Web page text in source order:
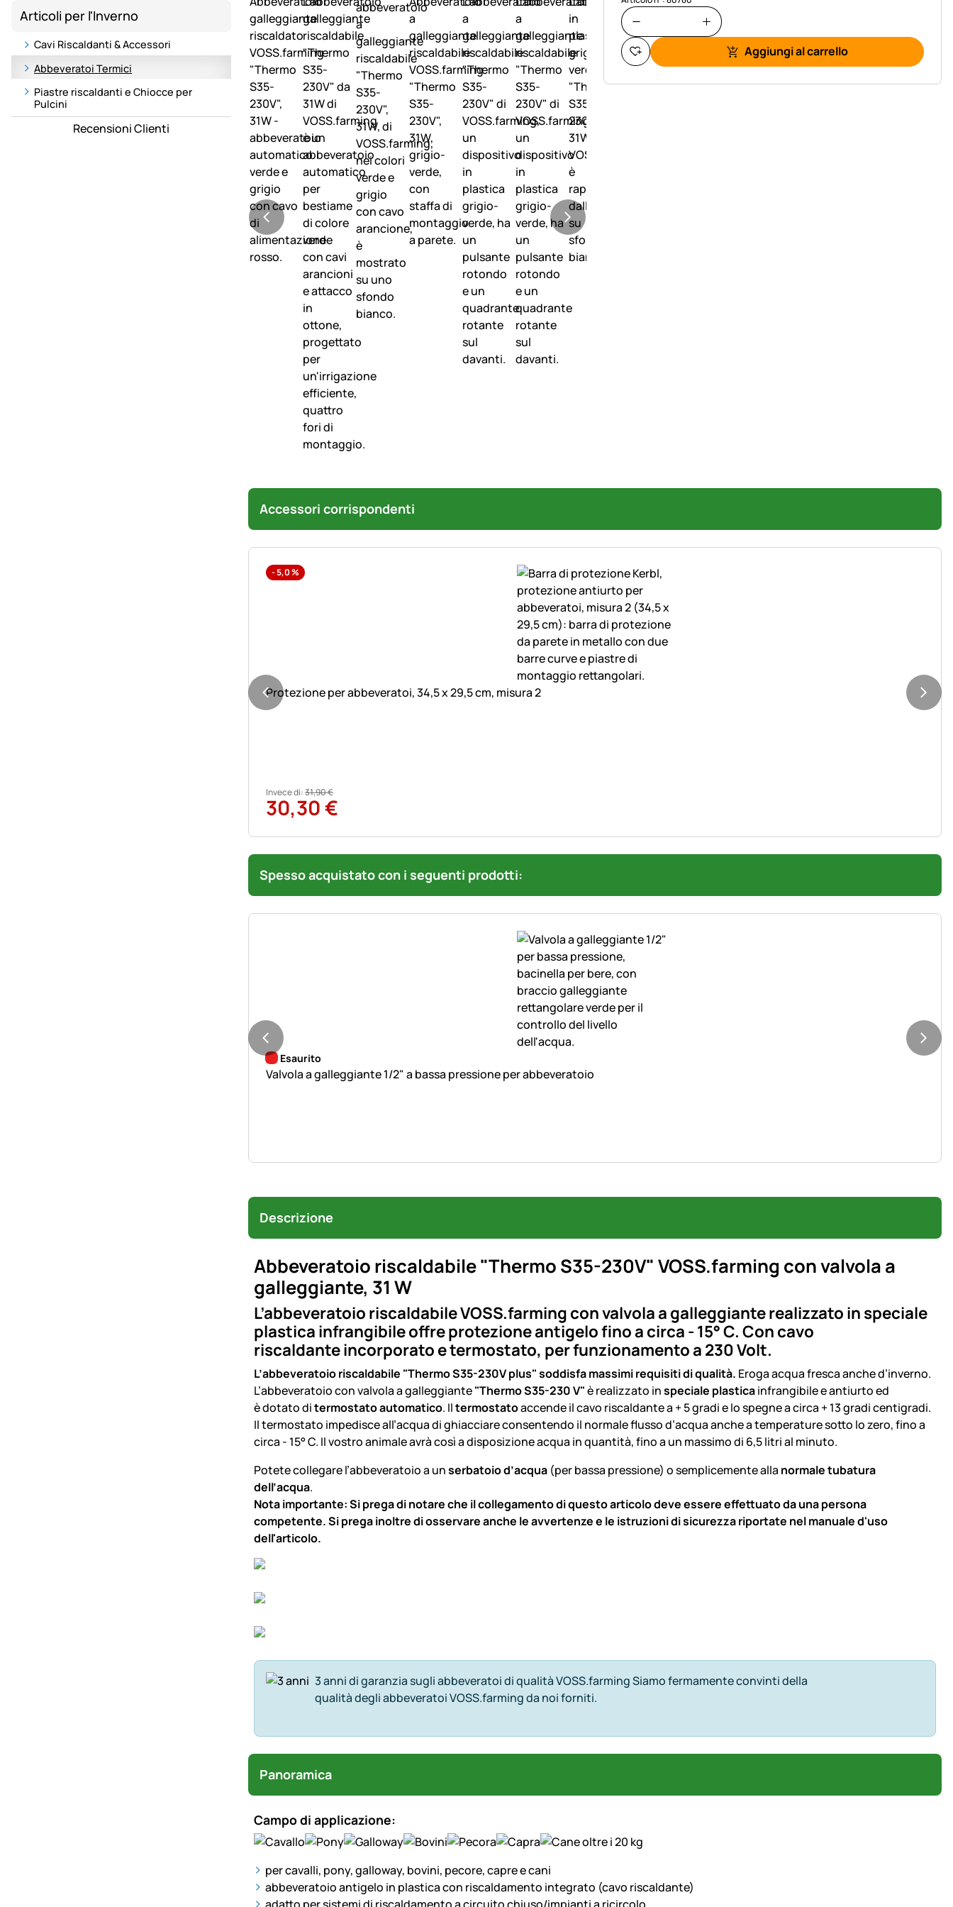
Articoli per l'Inverno
Cavi Riscaldanti & Accessori
Abbeveratoi Termici
Piastre riscaldanti e Chiocce per
Pulcini
Recensioni Clienti
Aggiungi al carrello
Accessori corrispondenti
-5,0%
Protezione per abbeveratoi, 34,5 x 29,5 cm, misura 2
Invece di:31,90€
30,30€
Spesso acquistato con i seguenti prodotti:
Esaurito
Valvola a galleggiante 1/2" a bassa pressione per abbeveratoio
Descrizione
Abbeveratoio riscaldabile"Thermo S35-230V" VOSS.farming con valvola a
galleggiante, 31 W
L’abbeveratoio riscaldabile VOSS.farming con valvola a galleggiante realizzato in speciale
plastica infrangibile offre protezione antigelo fino a circa - 15° C. Con cavo
riscaldante incorporato e termostato, per funzionamento a 230 Volt.
L’abbeveratoio riscaldabile "Thermo S35-230V plus" soddisfa massimi requisiti di qualità. Eroga acqua fresca anche d’inverno.
L’abbeveratoio con valvola a galleggiante"Thermo S35-230 V"è realizzato inspeciale plasticainfrangibile e antiurtoed
è dotato ditermostato automatico. Iltermostatoaccende il cavo riscaldante a + 5 gradi e lo spegne a circa + 13 gradi centigradi.
Il termostato impedisce all’acqua di ghiacciare consentendo il normale flusso d’acqua anche a temperature sotto lo zero, fino a
circa - 15° C. Il vostro animale avrà così a disposizione acqua in quantità, fino a un massimo di 6,5 litri al minuto.
Potete collegare l’abbeveratoio a unserbatoio d’acqua (per bassa pressione) o semplicemente alla normale tubatura
dell’acqua.
Nota importante: Si prega di notare che il collegamento di questo articolo deve essere effettuato da una persona
competente. Si prega inoltre di osservare anche le avvertenze e le istruzioni di sicurezza riportate nel manuale d'uso
dell'articolo.
3 anni di garanzia sugli abbeveratoi di qualità VOSS.farming Siamo fermamente convinti della
qualità degli abbeveratoi VOSS.farming da noi forniti.
Panoramica
Campo di applicazione:
per cavalli, pony, galloway, bovini, pecore, capre e cani
abbeveratoio antigelo in plastica con riscaldamento integrato (cavo riscaldante)